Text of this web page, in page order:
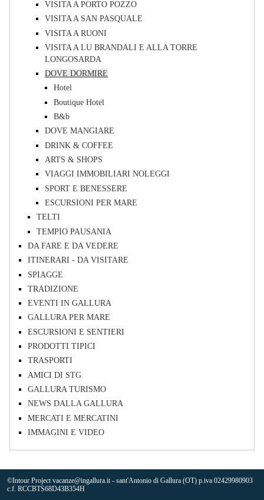
VISITA A PORTO POZZO
VISITA A SAN PASQUALE
VISITA A RUONI
VISITA A LU BRANDALI E ALLA TORRE
LONGOSARDA
DOVE DORMIRE
Hotel
Boutique Hotel
B&b
DOVE MANGIARE
DRINK & COFFEE
ARTS & SHOPS
VIAGGI IMMOBILIARI NOLEGGI
SPORT E BENESSERE
ESCURSIONI PER MARE
TELTI
TEMPIO PAUSANIA
DA FARE E DA VEDERE
ITINERARI - DA VISITARE
SPIAGGE
TRADIZIONE
EVENTI IN GALLURA
GALLURA PER MARE
ESCURSIONI E SENTIERI
PRODOTTI TIPICI
TRASPORTI
AMICI DI STG
GALLURA TURISMO
NEWS DALLA GALLURA
MERCATI E MERCATINI
IMMAGINI E VIDEO
©Intour Project vacanze@ingallura.it - sant'Antonio di Gallura (OT) p.iva 02429980903
c.f. RCCBTS68D43B354H